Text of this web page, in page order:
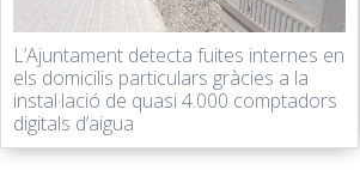
L’Ajuntament detecta fuites internes en
els domicilis particulars gràcies a la
instal·lació de quasi 4.000 comptadors
digitals d’aigua